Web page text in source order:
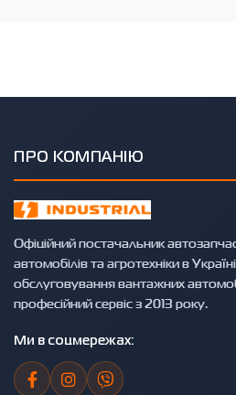
ПРО КОМПАНІЮ
Офіційний постачальник
автомобілів та агротехніки в
обслуговування вантажних
професійний сервіс з 2013 року.
Ми в соцмережах: